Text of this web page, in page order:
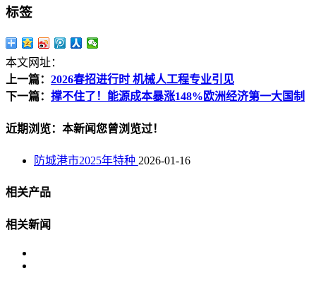
标签
本文网址：
上一篇： 2026春招进行时 机械人工程专业引见
下一篇： 撑不住了！能源成本暴涨148%欧洲经济第一大国制
近期浏览：本新闻您曾浏览过！
防城港市2025年特种 2026-01-16
相关产品
相关新闻